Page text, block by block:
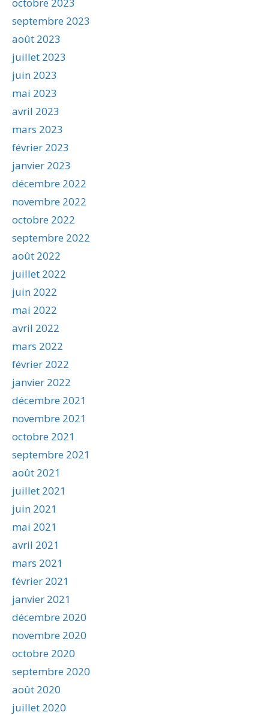
septembre 2023
août 2023
juillet 2023
juin 2023
mai 2023
avril 2023
mars 2023
février 2023
janvier 2023
décembre 2022
novembre 2022
octobre 2022
septembre 2022
août 2022
juillet 2022
juin 2022
mai 2022
avril 2022
mars 2022
février 2022
janvier 2022
décembre 2021
novembre 2021
octobre 2021
septembre 2021
août 2021
juillet 2021
juin 2021
mai 2021
avril 2021
mars 2021
février 2021
janvier 2021
décembre 2020
novembre 2020
octobre 2020
septembre 2020
août 2020
juillet 2020